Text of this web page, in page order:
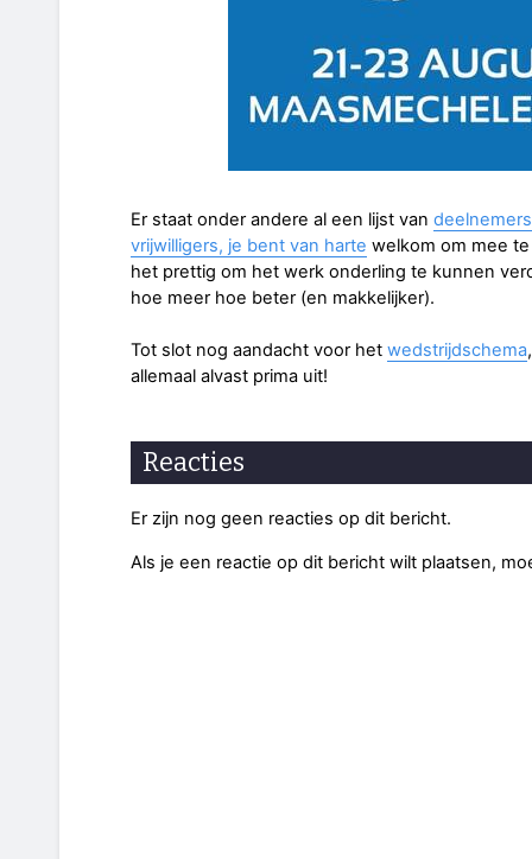
Er staat onder andere al een lijst van deelnemers
vrijwilligers, je bent van harte welkom om mee
het prettig om het werk onderling te kunnen
hoe meer hoe beter (en makkelijker).
Tot slot nog aandacht voor het wedstrijdschema
allemaal alvast prima uit!
Reacties
Er zijn nog geen reacties op dit bericht.
Als je een reactie op dit bericht wilt plaatsen,